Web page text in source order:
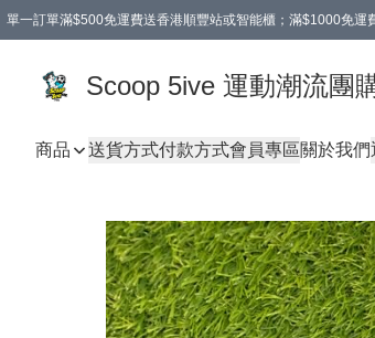
單一訂單滿$500免運費送香港順豐站或智能櫃；滿$1000免
Scoop 5ive 運動潮流團
商品 送貨方式付款方式會員專區關於我們